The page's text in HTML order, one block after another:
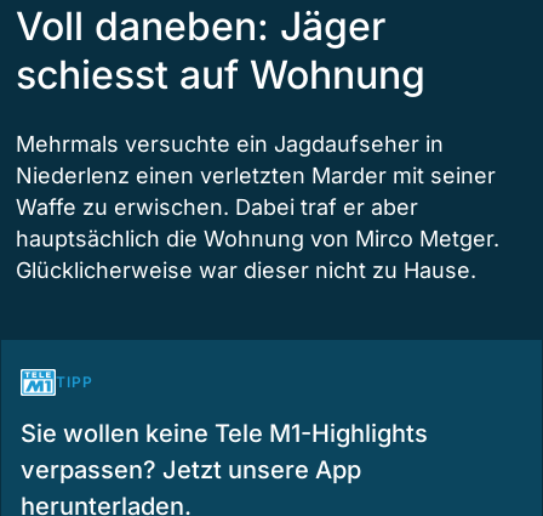
Voll daneben: Jäger
schiesst auf Wohnung
Mehrmals versuchte ein Jagdaufseher in
Niederlenz einen verletzten Marder mit seiner
Waffe zu erwischen. Dabei traf er aber
hauptsächlich die Wohnung von Mirco Metger.
Glücklicherweise war dieser nicht zu Hause.
TIPP
Sie wollen keine Tele M1-Highlights
verpassen? Jetzt unsere App
herunterladen.